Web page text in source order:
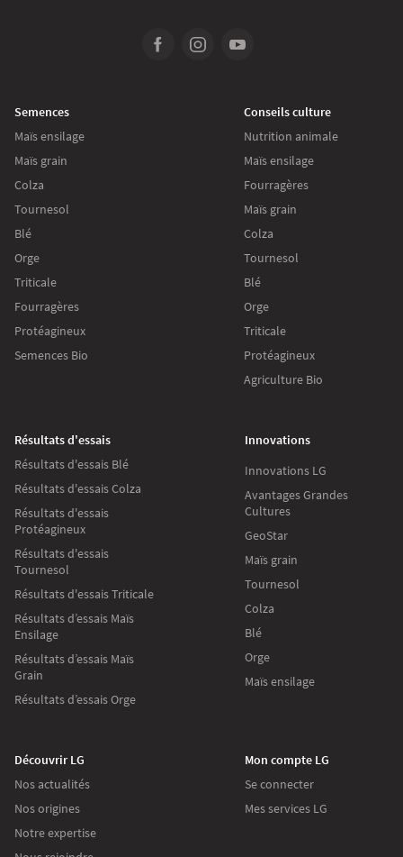
Semences
Maïs ensilage
Maïs grain
Colza
Tournesol
Blé
Orge
Triticale
Fourragères
Protéagineux
Semences Bio
Conseils culture
Nutrition animale
Maïs ensilage
Fourragères
Maïs grain
Colza
Tournesol
Blé
Orge
Triticale
Protéagineux
Agriculture Bio
Résultats d'essais
Résultats d'essais Blé
Résultats d'essais Colza
Résultats d'essais
Protéagineux
Résultats d'essais
Tournesol
Résultats d'essais Triticale
Résultats d’essais Maïs
Ensilage
Résultats d’essais Maïs
Grain
Résultats d’essais Orge
Innovations
Innovations LG
Avantages Grandes
Cultures
GeoStar
Maïs grain
Tournesol
Colza
Blé
Orge
Maïs ensilage
Découvrir LG
Nos actualités
Nos origines
Notre expertise
Mon compte LG
Se connecter
Mes services LG